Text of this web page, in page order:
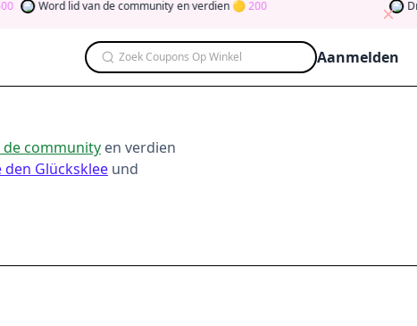
Word lid van de community en verdien 200
Zoek Coupons Op Winkel Aanmelden
de community en verdien
den Glücksklee und